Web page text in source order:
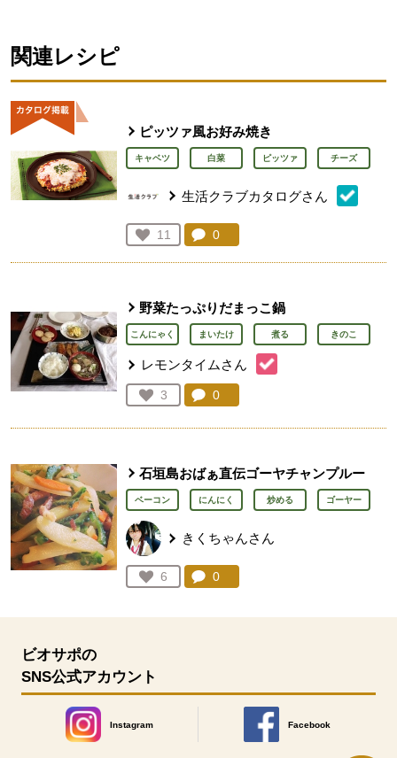
関連レシピ
ピッツァ風お好み焼き
キャベツ 白菜 ピッツァ チーズ
生活クラブカタログさん
お気に入り登録：
11
人が登録
コメント：
0
野菜たっぷりだまっこ鍋
こんにゃく まいたけ 煮る きのこ
レモンタイムさん
お気に入り登録：
3
人が登録
コメント：
0
石垣島おばぁ直伝ゴーヤチャンプルー
ベーコン にんにく 炒める ゴーヤー
きくちゃんさん
お気に入り登録：
6
人が登録
コメント：
0
ビオサポの
SNS公式アカウント
Instagram
別のウィンドウで開きます。
Facebook
別のウィンドウで開きます